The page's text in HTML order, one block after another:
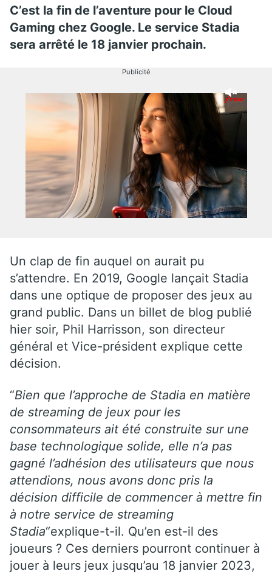
C’est la fin de l’aventure pour le Cloud
Gaming chez Google. Le service Stadia
sera arrêté le 18 janvier prochain.
Publicité
Un clap de fin auquel on aurait pu
s’attendre. En 2019, Google lançait Stadia
dans une optique de proposer des jeux au
grand public. Dans un billet de blog publié
hier soir, Phil Harrisson, son directeur
général et Vice-président explique cette
décision.
“Bien que l’approche de Stadia en matière
de streaming de jeux pour les
consommateurs ait été construite sur une
base technologique solide, elle n’a pas
gagné l’adhésion des utilisateurs que nous
attendions, nous avons donc pris la
décision difficile de commencer à mettre fin
à notre service de streaming
Stadia“explique-t-il. Qu’en est-il des
joueurs ? Ces derniers pourront continuer à
jouer à leurs jeux jusqu’au 18 janvier 2023,